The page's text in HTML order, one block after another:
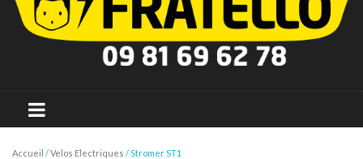
Accueil /Velos Electriques / Stromer ST1